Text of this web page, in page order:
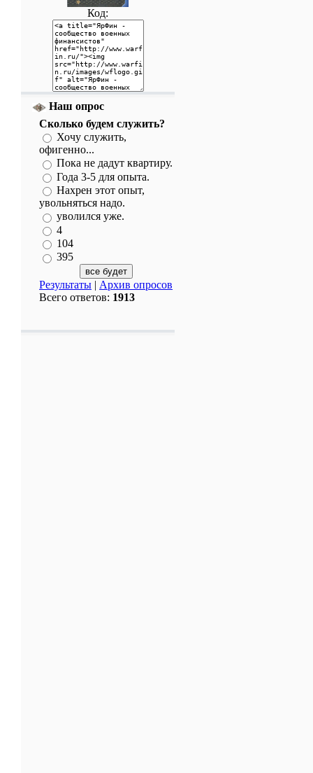
Код:
Наш опрос
Сколько будем служить?
Хочу служить,
офигенно...
Пока не дадут квартиру.
Года 3-5 для опыта.
Нахрен этот опыт,
увольняться надо.
уволился уже.
4
104
395
Результаты | Архив опросов
Всего ответов: 1913